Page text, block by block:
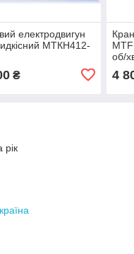
електродвигун
МТКН412-
₴
МТF
об/
4
рік